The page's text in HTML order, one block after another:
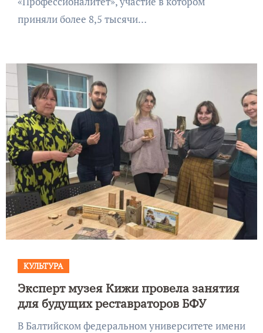
приняли более 8,5 тысячи…
КУЛЬТУРА
Эксперт музея Кижи провела занятия
для будущих реставраторов БФУ
В Балтийском федеральном университете имени